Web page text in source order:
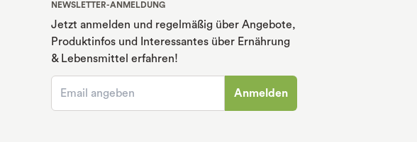
NEWSLETTER-ANMELDUNG
Jetzt anmelden und regelmäßig über Angebote,
Produktinfos und Interessantes über Ernährung
& Lebensmittel erfahren!
Anmelden